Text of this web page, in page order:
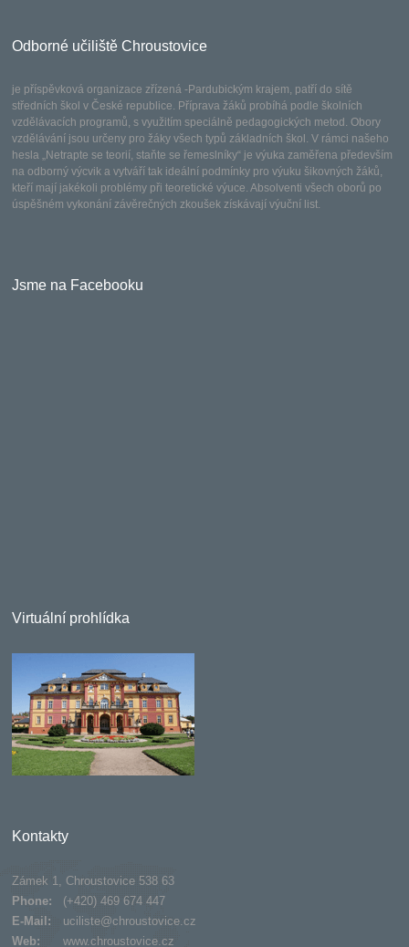
Odborné učiliště Chroustovice
je příspěvková organizace zřízená -Pardubickým krajem, patří do sítě
středních škol v České republice. Příprava žáků probíhá podle školních
vzdělávacích programů, s využitím speciálně pedagogických metod. Obory
vzdělávání jsou určeny pro žáky všech typů základních škol. V rámci našeho
hesla „Netrapte se teorií, staňte se řemeslníky“ je výuka zaměřena především
na odborný výcvik a vytváří tak ideální podmínky pro výuku šikovných žáků,
kteří mají jakékoli problémy při teoretické výuce. Absolventi všech oborů po
úspěšném vykonání závěrečných zkoušek získávají výuční list.
Jsme na Facebooku
Virtuální prohlídka
Kontakty
Zámek 1, Chroustovice 538 63
Phone:
(+420) 469 674 447
E-Mail:
uciliste@chroustovice.cz
Web:
www.chroustovice.cz